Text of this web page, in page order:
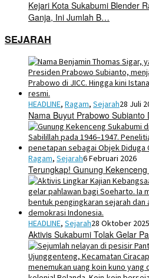
Kejari Kota Sukabumi Blender
Ganja, Ini Jumlah B…
SEJARAH
HEADLINE, Ragam, Sejarah28 Juli
Nama Buyut Prabowo
Ragam, Sejarah6 Februari 2026
Terungkap! Gunung
HEADLINE, Sejarah28 Oktober 2025
Aktivis Sukabumi Tolak Gelar